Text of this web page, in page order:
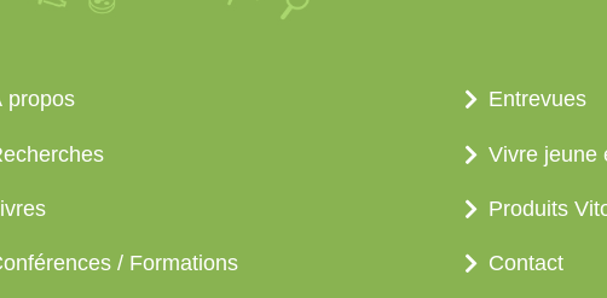
propos
/ Formations
Entrevues
Vivre jeune
Produits
Contact